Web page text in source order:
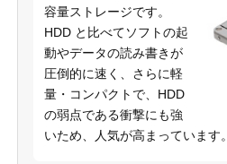
容量ストレージです。
HDD と比べてソフトの起
動やデータの読み書きが
圧倒的に速く、さらに軽
量・コンパクトで、HDD
の弱点である衝撃にも強
いため、人気が高まっています。